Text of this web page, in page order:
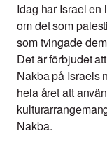
Idag har Israel
om det som
som tvingade
Det är förbjudet
Nakba på Israels
hela året att
Nakba.